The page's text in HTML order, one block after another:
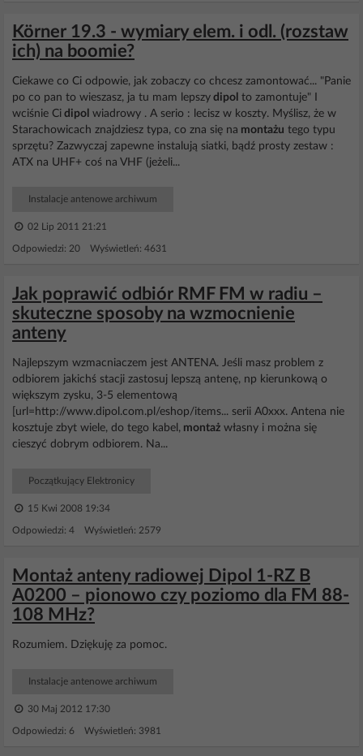
Körner 19.3 - wymiary elem. i odl. (rozstaw
ich) na boomie?
Ciekawe co Ci odpowie, jak zobaczy co chcesz zamontować... "Panie
po co pan to wieszasz, ja tu mam lepszy dipol to zamontuje" I
wciśnie Ci dipol wiadrowy . A serio : lecisz w koszty. Myślisz, że w
Starachowicach znajdziesz typa, co zna się na montażu tego typu
sprzętu? Zazwyczaj zapewne instalują siatki, bądź prosty zestaw :
ATX na UHF+ coś na VHF (jeżeli...
Instalacje antenowe archiwum
02 Lip 2011 21:21
Odpowiedzi: 20 Wyświetleń: 4631
Jak poprawić odbiór RMF FM w radiu –
skuteczne sposoby na wzmocnienie
anteny
Najlepszym wzmacniaczem jest ANTENA. Jeśli masz problem z
odbiorem jakichś stacji zastosuj lepszą antenę, np kierunkową o
większym zysku, 3-5 elementową
[url=http://www.dipol.com.pl/eshop/items... serii A0xxx. Antena nie
kosztuje zbyt wiele, do tego kabel, montaż własny i można się
cieszyć dobrym odbiorem. Na...
Początkujący Elektronicy
15 Kwi 2008 19:34
Odpowiedzi: 4 Wyświetleń: 2579
Montaż anteny radiowej Dipol 1-RZ B
A0200 – pionowo czy poziomo dla FM 88-
108 MHz?
Rozumiem. Dziękuję za pomoc.
Instalacje antenowe archiwum
30 Maj 2012 17:30
Odpowiedzi: 6 Wyświetleń: 3981